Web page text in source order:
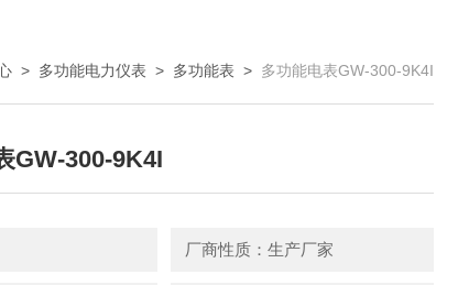
> 多功能电力仪表 > 多功能表 > 多功能电表GW-300-9K4I
GW-300-9K4I
厂商性质：生产厂家